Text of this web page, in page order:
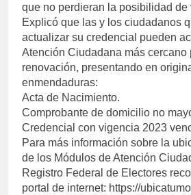
que no perdieran la posibilidad de
Explicó que las y los ciudadanos
actualizar su credencial pueden
Atención Ciudadana más cercano
renovación, presentando en
enmendaduras:
Acta de Nacimiento.
Comprobante de domicilio no
Credencial con vigencia 2023
Para más información sobre la
de los Módulos de Atención
Registro Federal de Electores
portal de internet: https://